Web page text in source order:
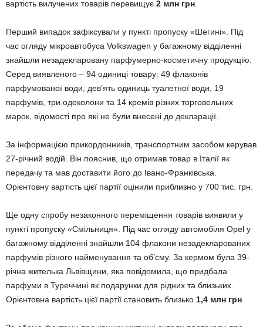
вартість вилучених товарів перевищує 2 млн грн
Перший випадок зафіксували у пункті пропуску «Шегині». Під
час огляду мікроавтобуса Volkswagen у багажному відділенні
знайшли незадекларовану парфумерно-косметичну продукцію.
Серед виявленого – 94 одиниці товару: 49 флаконів
парфумованої води, дев’ять одиниць туалетної води, 19
парфумів, три одеколони та 14 кремів різних торговельних
марок, відомості про які не були внесені до декларації.
За інформацією прикордонників, транспортним засобом керував
27-річний водій. Він пояснив, що отримав товар в Італії як
передачу та мав доставити його до Івано-Франківська.
Орієнтовну вартість цієї партії оцінили приблизно у 700 тис. грн.
Ще одну спробу незаконного переміщення товарів виявили у
пункті пропуску «Смільниця». Під час огляду автомобіля Opel у
багажному відділенні знайшли 104 флакони незадекларованих
парфумів різного найменування та об’єму. За кермом була 39-
річна жителька Львівщини, яка повідомила, що придбала
парфуми в Туреччині як подарунки для рідних та близьких.
Орієнтовна вартість цієї партії становить близько 1,4 млн грн